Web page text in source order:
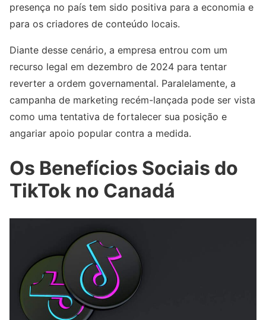
presença no país tem sido positiva para a economia e
para os criadores de conteúdo locais.
Diante desse cenário, a empresa entrou com um
recurso legal em dezembro de 2024 para tentar
reverter a ordem governamental. Paralelamente, a
campanha de marketing recém-lançada pode ser vista
como uma tentativa de fortalecer sua posição e
angariar apoio popular contra a medida.
Os Benefícios Sociais do
TikTok no Canadá